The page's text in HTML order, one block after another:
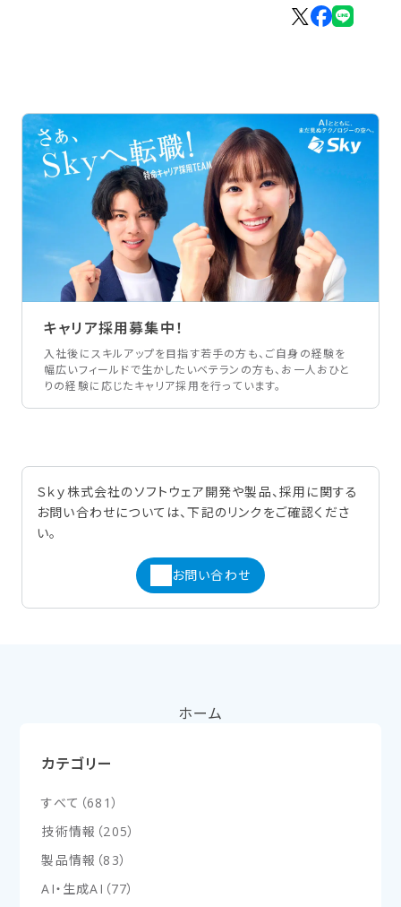
キャリア採用募集中！
入社後にスキルアップを目指す若手の方も、ご自身の経験を
幅広いフィールドで生かしたいベテランの方も、お一人おひと
りの経験に応じたキャリア採用を行っています。
Ｓｋｙ株式会社のソフトウェア開発や製品、採用に関する
お問い合わせについては、下記のリンクをご確認くださ
い。
お問い合わせ
ホーム
カテゴリー
すべて （681）
技術情報 （205）
製品情報 （83）
AI・生成AI （77）